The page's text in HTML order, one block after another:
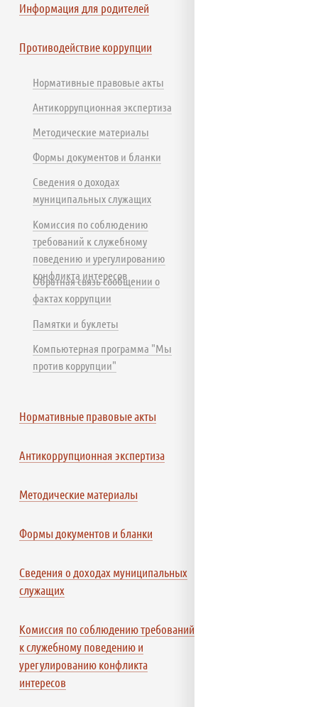
Информация для родителей
Противодействие коррупции
Нормативные правовые акты
Антикоррупционная экспертиза
Методические материалы
Формы документов и бланки
Сведения о доходах
муниципальных служащих
Комиссия по соблюдению
требований к служебному
поведению и урегулированию
конфликта интересов
Обратная связь сообщении о
фактах коррупции
Памятки и буклеты
Компьютерная программа "Мы
против коррупции"
Нормативные правовые акты
Антикоррупционная экспертиза
Методические материалы
Формы документов и бланки
Сведения о доходах муниципальных
служащих
Комиссия по соблюдению требований
к служебному поведению и
урегулированию конфликта
интересов